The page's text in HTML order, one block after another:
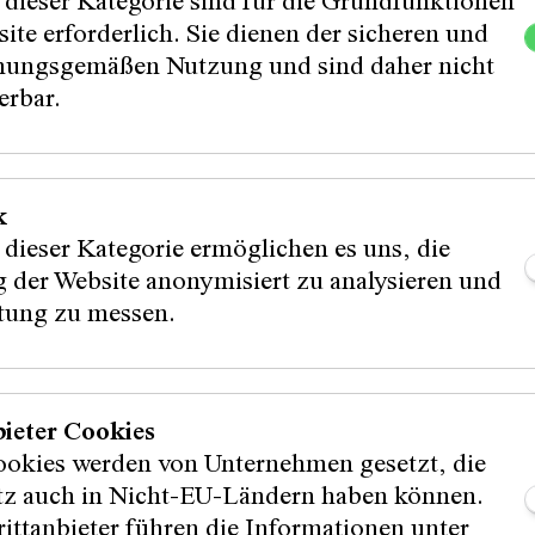
Texten zu feilen und sie in einer öffentlichen
zu erproben. Ausschnitte aus den
des Max-Reinhardt Seminars der
Kunst Wien zu Kurzhörstücken gestaltet,
auf ausgestrahlt werden.
des Hans-Gratzer-Stipendiums,
Institut für Sprachkunst und Wiener
Max Reinhardt Seminar der mdw –
Wien und MUK - Musik und Kunst
mehr anzeigen
ein Bett mit dem Winter zu teilen
erforderlich. Sie dienen der sicheren und
Nutzung und sind daher nicht
dieser Kategorie ermöglichen es uns, die
der Website anonymisiert zu analysieren und
zu messen.
Cookies
werden von Unternehmen gesetzt, die
auch in Nicht-EU-Ländern haben können.